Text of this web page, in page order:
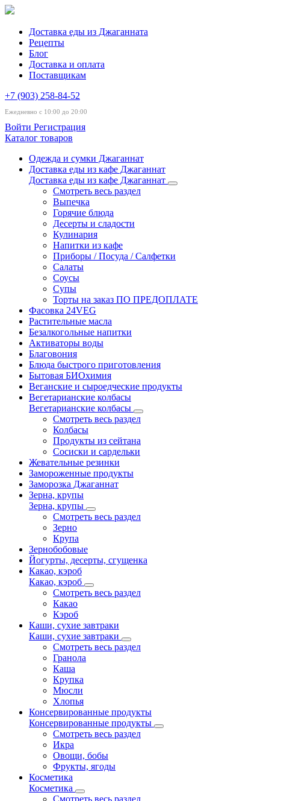
Доставка еды из Джаганната
Рецепты
Блог
Доставка и оплата
Поставщикам
+7 (903) 258-84-52
Ежедневно с 10:00 до 20:00
Войти Регистрация
Каталог товаров
Одежда и сумки Джаганнат
Доставка еды из кафе Джаганнат
Доставка еды из кафе Джаганнат
Смотреть весь раздел
Выпечка
Горячие блюда
Десерты и сладости
Кулинария
Напитки из кафе
Приборы / Посуда / Салфетки
Салаты
Соусы
Супы
Торты на заказ ПО ПРЕДОПЛАТЕ
Фасовка 24VEG
Растительные масла
Безалкогольные напитки
Активаторы воды
Благовония
Блюда быстрого приготовления
Бытовая БИОхимия
Веганские и сыроедческие продукты
Вегетарианские колбасы
Вегетарианские колбасы
Смотреть весь раздел
Колбасы
Продукты из сейтана
Сосиски и сардельки
Жевательные резинки
Замороженные продукты
Заморозка Джаганнат
Зерна, крупы
Зерна, крупы
Смотреть весь раздел
Зерно
Крупа
Зернобобовые
Йогурты, десерты, сгущенка
Какао, кэроб
Какао, кэроб
Смотреть весь раздел
Какао
Кэроб
Каши, сухие завтраки
Каши, сухие завтраки
Смотреть весь раздел
Гранола
Каша
Крупка
Мюсли
Хлопья
Консервированные продукты
Консервированные продукты
Смотреть весь раздел
Икра
Овощи, бобы
Фрукты, ягоды
Косметика
Косметика
Смотреть весь раздел